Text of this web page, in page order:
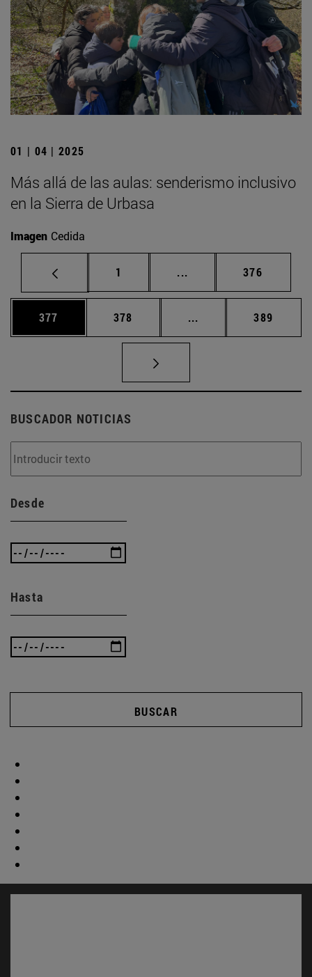
01 | 04 | 2025
Más allá de las aulas: senderismo inclusivo
en la Sierra de Urbasa
Imagen Cedida
Página
1 ... Páginas intermedias
Página
376
Página
377 Página
378 ... Páginas intermedias
Página
389
BUSCADOR NOTICIAS
Desde
Hasta
BUSCAR